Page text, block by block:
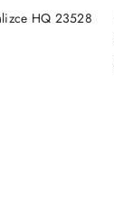
HQ 23528